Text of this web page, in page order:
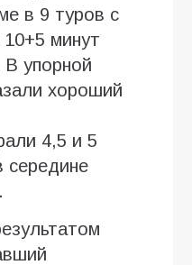
в 9 туров с
минут
В упорной
хороший
4,5 и 5
середине